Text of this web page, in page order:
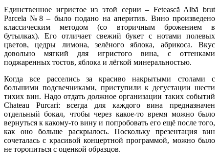
Единственное игристое из этой серии – Fetească Albă brut
Parcela №8 – было подано на аперитив. Вино произведено
классическим методом (со вторичным брожением в
бутылках). Его отличает свежий букет с нотами полевых
цветов, цедры лимона, зелёного яблока, абрикоса. Вкус
довольно мягкий для игристого вина, с оттенками
поджаренных тостов, яблока и лёгкой минеральностью.
Когда все расселись за красиво накрытыми столами с
большими подсвечниками, приступили к дегустации шести
тихих вин. Надо отдать должное организации таких событий
Chateau Purcari: всегда для каждого вина предназначен
отдельный бокал, чтобы через какое-то время можно было
вернуться к какому-то вину и попробовать его ещё после того,
как оно больше раскрылось. Поскольку презентация вин
сочеталась с красивой концертной программой, можно было
не торопиться с оценкой образцов.